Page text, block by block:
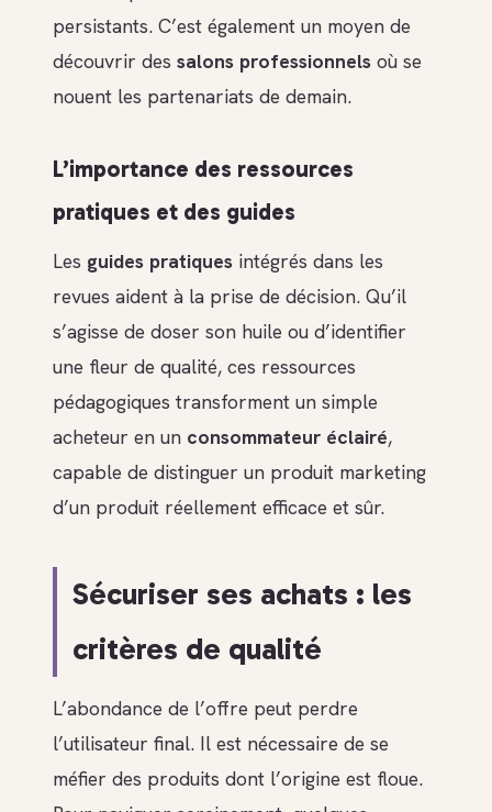
persistants. C’est également un moyen de
découvrir des salons professionnels où se
nouent les partenariats de demain.
L’importance des ressources
pratiques et des guides
Les guides pratiques intégrés dans les
revues aident à la prise de décision. Qu’il
s’agisse de doser son huile ou d’identifier
une fleur de qualité, ces ressources
pédagogiques transforment un simple
acheteur en un consommateur éclairé,
capable de distinguer un produit marketing
d’un produit réellement efficace et sûr.
Sécuriser ses achats : les
critères de qualité
L’abondance de l’offre peut perdre
l’utilisateur final. Il est nécessaire de se
méfier des produits dont l’origine est floue.